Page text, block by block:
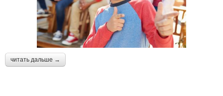
читать дальше →